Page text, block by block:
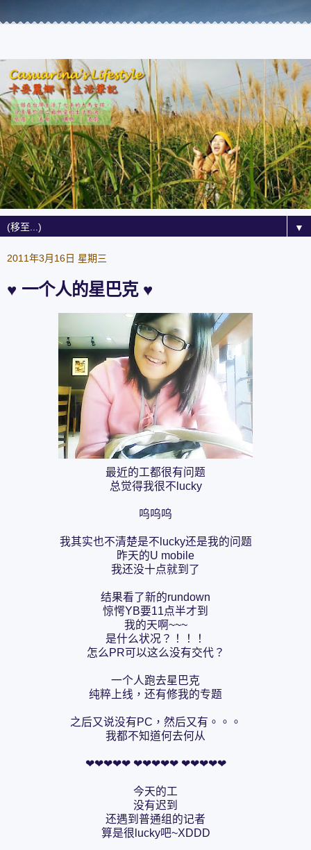
▼
2011年3月16日 星期三
♥ 一个人的星巴克 ♥
最近的工都很有问题
总觉得我很不lucky
呜呜呜
我其实也不清楚是不lucky还是我的问题
昨天的U mobile
我还没十点就到了
结果看了新的rundown
惊愕YB要11点半才到
我的天啊~~~
是什么状况？！！！
怎么PR可以这么没有交代？
一个人跑去星巴克
纯粹上线，还有修我的专题
之后又说没有PC，然后又有。。。
我都不知道何去何从
❤❤❤❤❤ ❤❤❤❤❤ ❤❤❤❤❤
今天的工
没有迟到
还遇到普通组的记者
算是很lucky吧~XDDD